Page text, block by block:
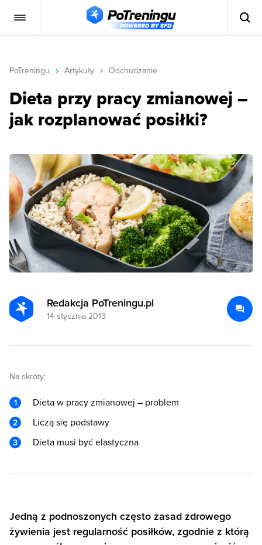
PoTreningu Artykuły Odchudzanie
Dieta przy pracy zmianowej –
jak rozplanować posiłki?
Redakcja PoTreningu.pl
14 stycznia 2013
Na skróty:
Dieta w pracy zmianowej – problem
Liczą się podstawy
Dieta musi być elastyczna
Jedną z podnoszonych często zasad zdrowego
żywienia jest regularność posiłków, zgodnie z którą